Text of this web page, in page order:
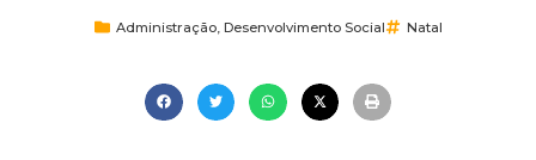
Administração, Desenvolvimento Social Natal